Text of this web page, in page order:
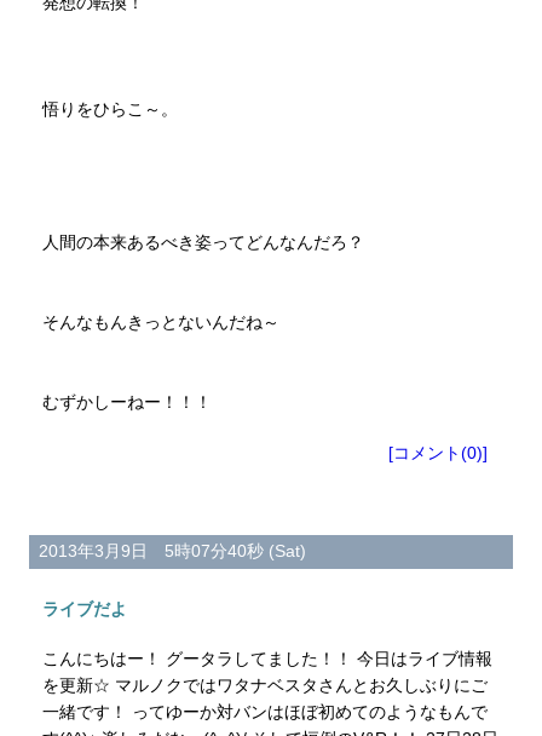
悟りをひらこ～。
人間の本来あるべき姿ってどんなんだろ？
そんなもんきっとないんだね～
むずかしーねー！！！
[コメント(0)]
2013年3月9日 5時07分40秒 (Sat)
ライブだよ
こんにちはー！ グータラしてました！！ 今日はライブ情報
を更新☆ マルノクではワタナベスタさんとお久しぶりにご
一緒です！ ってゆーか対バンはほぼ初めてのようなもんで